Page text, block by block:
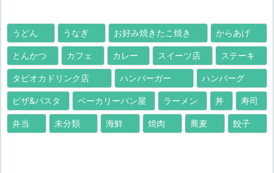
うどん うなぎ お好み焼きたこ焼き からあげ
とんかつ カフェ カレー スイーツ店 ステーキ
タピオカドリンク店 ハンバーガー ハンバーグ
ピザ&パスタ ベーカリーパン屋 ラーメン 丼 寿司
弁当 未分類 海鮮 焼肉 蕎麦 餃子